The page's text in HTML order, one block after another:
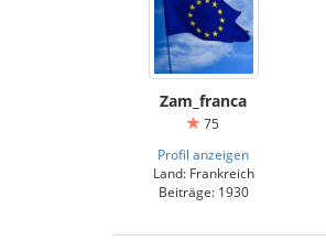
Zam_franca
75
Profil anzeigen
Land: Frankreich
Beiträge: 1930